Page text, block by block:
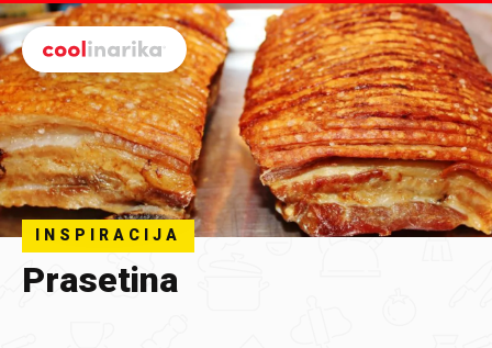
Preskoči na glavni sadržaj
INSPIRACIJA
Prasetina